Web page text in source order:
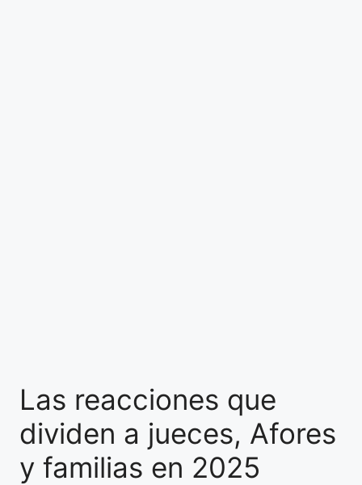
Las reacciones que
dividen a jueces, Afores
y familias en 2025